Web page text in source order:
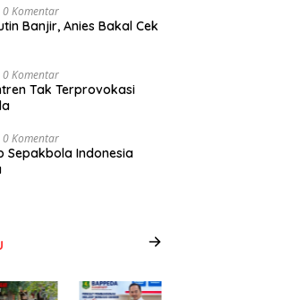
0 Komentar
Banjir, Anies Bakal Cek
0 Komentar
Tak Terprovokasi
0 Komentar
Sepakbola Indonesia